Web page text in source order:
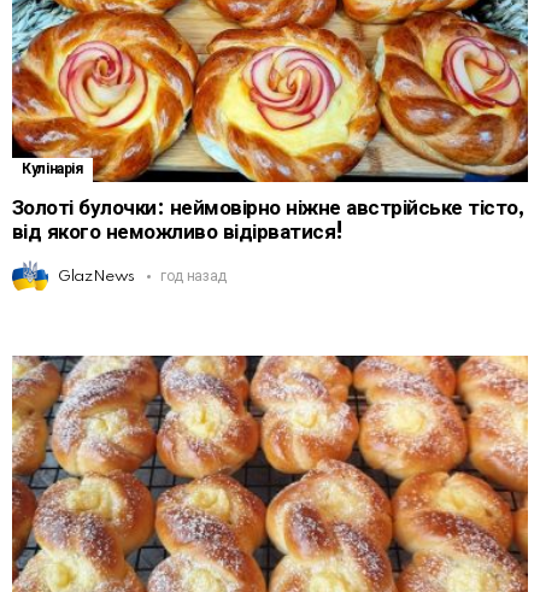
Кулінарія
Золоті булочки: неймовірно ніжне австрійське тісто,
від якого неможливо відірватися!
GlazNews год назад